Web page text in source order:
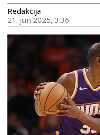
Redakcija
21. jun 2025, 3:36